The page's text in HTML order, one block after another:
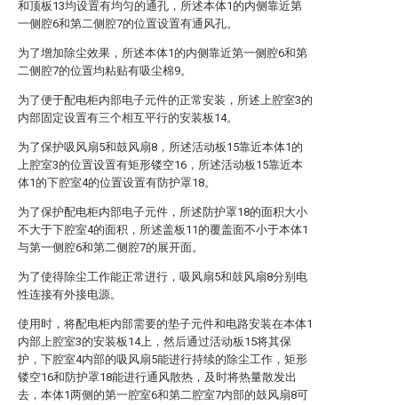
和顶板13均设置有均匀的通孔，所述本体1的内侧靠近第
一侧腔6和第二侧腔7的位置设置有通风孔。
为了增加除尘效果，所述本体1的内侧靠近第一侧腔6和第
二侧腔7的位置均粘贴有吸尘棉9。
为了便于配电柜内部电子元件的正常安装，所述上腔室3的
内部固定设置有三个相互平行的安装板14。
为了保护吸风扇5和鼓风扇8，所述活动板15靠近本体1的
上腔室3的位置设置有矩形镂空16，所述活动板15靠近本
体1的下腔室4的位置设置有防护罩18。
为了保护配电柜内部电子元件，所述防护罩18的面积大小
不大于下腔室4的面积，所述盖板11的覆盖面不小于本体1
与第一侧腔6和第二侧腔7的展开面。
为了使得除尘工作能正常进行，吸风扇5和鼓风扇8分别电
性连接有外接电源。
使用时，将配电柜内部需要的垫子元件和电路安装在本体1
内部上腔室3的安装板14上，然后通过活动板15将其保
护，下腔室4内部的吸风扇5能进行持续的除尘工作，矩形
镂空16和防护罩18能进行通风散热，及时将热量散发出
去，本体1两侧的第一腔室6和第二腔室7内部的鼓风扇8可